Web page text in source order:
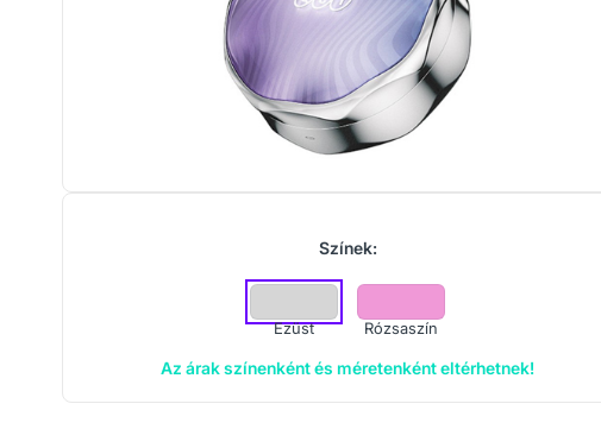
Színek:
Ezüst Rózsaszín
Az árak színenként és méretenként eltérhetnek!